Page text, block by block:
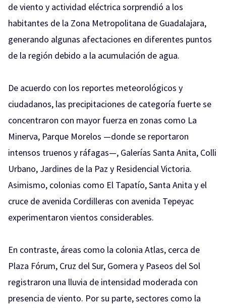
de viento y actividad eléctrica sorprendió a los
habitantes de la Zona Metropolitana de Guadalajara,
generando algunas afectaciones en diferentes puntos
de la región debido a la acumulación de agua.
De acuerdo con los reportes meteorológicos y
ciudadanos, las precipitaciones de categoría fuerte se
concentraron con mayor fuerza en zonas como La
Minerva, Parque Morelos —donde se reportaron
intensos truenos y ráfagas—, Galerías Santa Anita, Colli
Urbano, Jardines de la Paz y Residencial Victoria.
Asimismo, colonias como El Tapatío, Santa Anita y el
cruce de avenida Cordilleras con avenida Tepeyac
experimentaron vientos considerables.
En contraste, áreas como la colonia Atlas, cerca de
Plaza Fórum, Cruz del Sur, Gomera y Paseos del Sol
registraron una lluvia de intensidad moderada con
presencia de viento. Por su parte, sectores como la